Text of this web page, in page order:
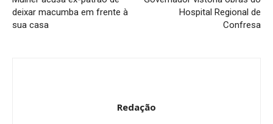
deixar macumba em frente à
sua casa
Hospital Regional de
Confresa
Redação